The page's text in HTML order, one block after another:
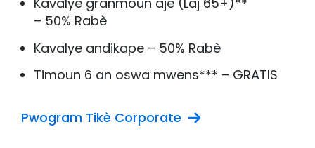
– 50% Rabè
Kavalye andikape – 50% Rabè
Timoun 6 an oswa mwens*** – GRATIS
Pwogram Tikè Corporate